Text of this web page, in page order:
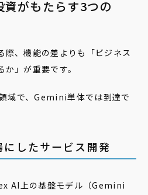
がもたらす3つの
際、機能の差よりも「ビジネス
」が重要です。
域で、Gemini単体では到達で
したサービス開発
AI上の基盤モデル（Gemini